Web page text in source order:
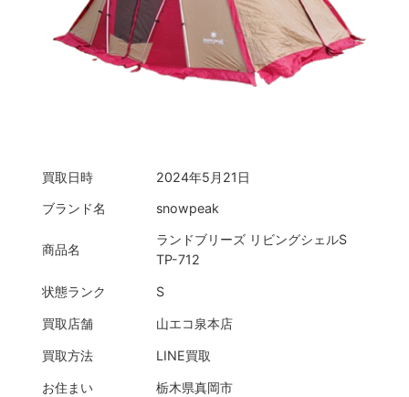
買取日時
2024年5月21日
ブランド名
snowpeak
商品名
ランドブリーズ リビングシェルS
TP-712
状態ランク S
買取店舗 山エコ泉本店
買取方法 LINE買取
お住まい 栃木県真岡市